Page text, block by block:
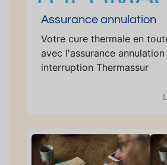
Assurance annulation
Votre cure thermale en
avec l'assurance
interruption Thermassur